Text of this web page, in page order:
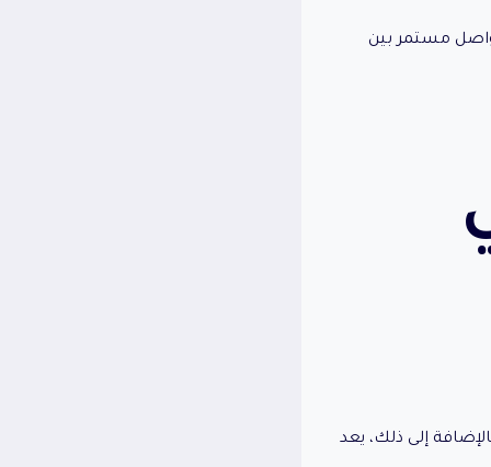
مستمر بين
إلى ذلك، يعد